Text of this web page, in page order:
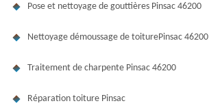
Pose et nettoyage de gouttières Pinsac 46200
Nettoyage démoussage de toiturePinsac 46200
Traitement de charpente Pinsac 46200
Réparation toiture Pinsac